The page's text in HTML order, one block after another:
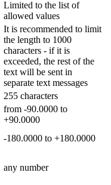
Limited to the list of
allowed values
It is recommended to limit
the length to 1000
characters - if it is
exceeded, the rest of the
text will be sent in
separate text messages
255 characters
from -90.0000 to
+90.0000
-180.0000 to +180.0000
any number